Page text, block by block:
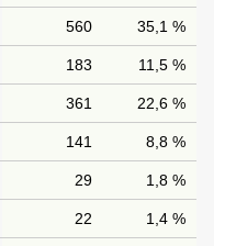
560 35,1 %
183 11,5 %
361 22,6 %
141 8,8 %
29 1,8 %
22 1,4 %